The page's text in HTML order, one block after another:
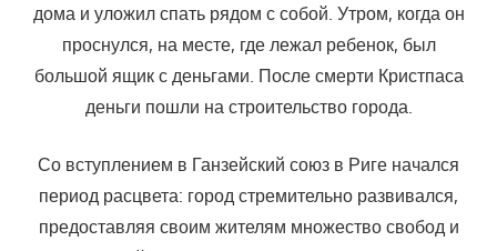
дома и уложил спать рядом с собой. Утром, когда он
проснулся, на месте, где лежал ребенок, был
большой ящик с деньгами. После смерти Кристпаса
деньги пошли на строительство города.
Со вступлением в Ганзейский союз в Риге начался
период расцвета: город стремительно развивался,
предоставляя своим жителям множество свобод и